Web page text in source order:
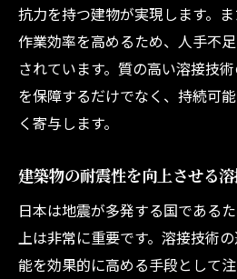
抗力を持つ建物が実現します。
作業効率を高めるため、人手不
されています。質の高い溶接技
を保障するだけでなく、持続可
く寄与します。
建築物の耐震性を向上させる
日本は地震が多発する国である
上は非常に重要です。溶接技術
能を効果的に高める手段として